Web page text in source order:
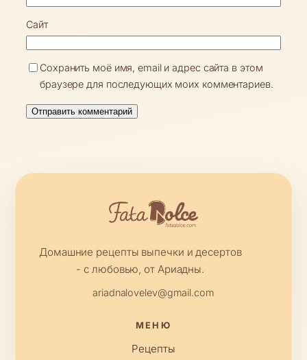
Сайт
Сохранить моё имя, email и адрес сайта в этом
браузере для последующих моих комментариев.
Домашние рецепты выпечки и десертов
- с любовью, от Ариадны.
ariadnalovelev@gmail.com
МЕНЮ
Рецепты